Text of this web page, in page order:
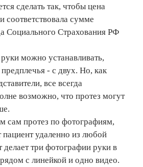
сделать так, чтобы цена
соответствовала сумме
Социального Страхования РФ
можно устанавливать,
предплечья - с двух. Но, как
все всегда
возможно, что протез могут
сам протез по фотографиям,
пациент удаленно из любой
делает три фотографии руки в
с линейкой и одно видео.